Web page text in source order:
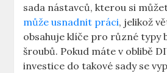
sada nástavců, kterou si
může usnadnit práci, jelikož
obsahuje klíče pro různé ‌typy
šroubů. Pokud máte v oblibě⁤
investice do ⁣takové sady se